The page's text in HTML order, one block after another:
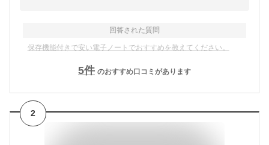
回答された質問
保存機能付きで安い電子ノートでおすすめを教えてください。
5件 のおすすめ口コミがあります
2